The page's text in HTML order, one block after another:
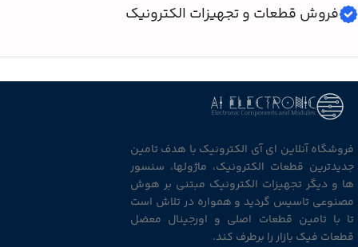
فروش قطعات و تجهیزات الکترونیک
فروشگاه آنلاین ای آی الکترونیک با هدف تامین
جدیدترین قطعات الکترونیک، ماژولها، سنسور
ها و دیگر تجهیزات الکترونیک مبتنی بر هوش
مصنوعی تاسیس گردید و همواره در تلاش است
تا با تامین قطعات اصلی و اورجینال معضل
قطعات فیک بازار را برطرف کند.